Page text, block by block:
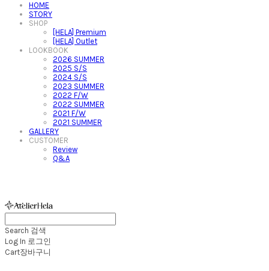
HOME
STORY
SHOP
[HELA] Premium
[HELA] Outlet
LOOKBOOK
2026 SUMMER
2025 S/S
2024 S/S
2023 SUMMER
2022 F/W
2022 SUMMER
2021 F/W
2021 SUMMER
GALLERY
CUSTOMER
Review
Q&A
Search 검색
Log In 로그인
Cart장바구니